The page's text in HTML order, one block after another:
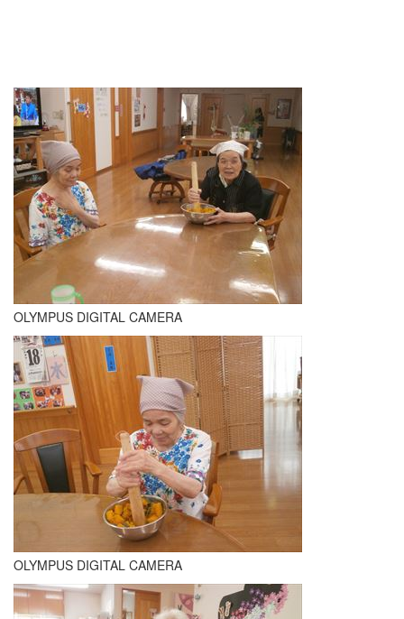
OLYMPUS DIGITAL CAMERA
OLYMPUS DIGITAL CAMERA